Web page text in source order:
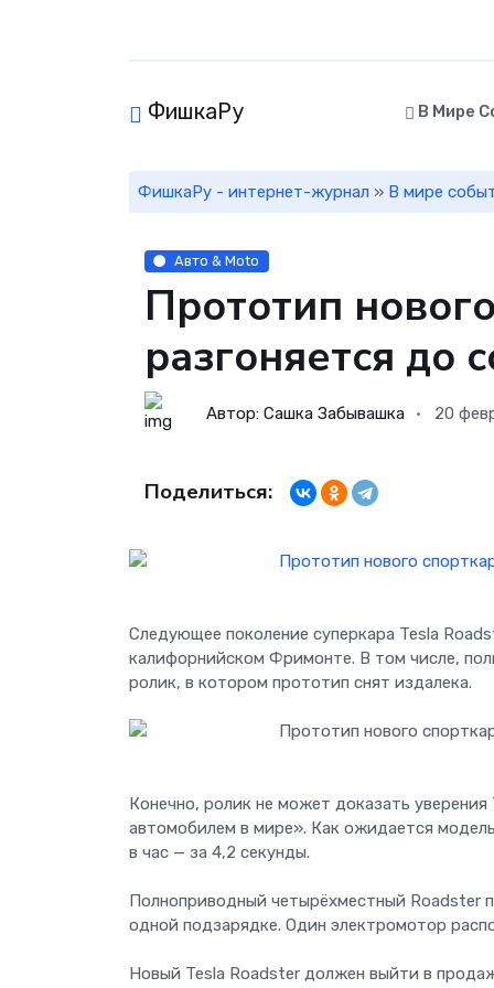
ФишкаРу В Мире
ФишкаРу - интернет-журнал » В мире
Авто & Moto
Прототип
разгоняется до
Автор: Сашка Забывашка 20
Поделиться:
Следующее поколение суперкара Tesla
калифорнийском Фримонте. В том числе,
ролик, в котором прототип снят издалека.
Конечно, ролик не может доказать
автомобилем в мире». Как ожидается
в час — за 4,2 секунды.
Полноприводный четырёхместный Roadster
одной подзарядке. Один электромотор
Новый Tesla Roadster должен выйти в